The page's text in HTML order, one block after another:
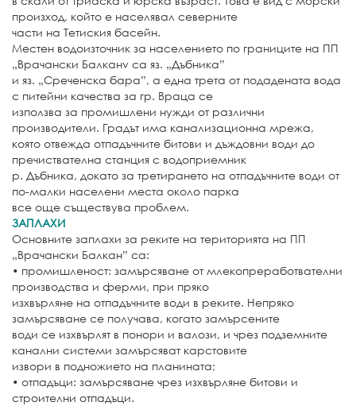
произход, който е населявал северните
части на Тетиския басейн.
Местен водоизточник за населението по границите на ПП
„Врачански Балканv са яз. „Дъбника”
и яз. „Среченска бара”, а една трета от подадената вода
с питейни качества за гр. Враца се
използва за промишлени нужди от различни
производители. Градът има канализационна мрежа,
която отвежда отпадъчните битови и дъждовни води до
пречиствателна станция с водоприемник
р. Дъбника, докато за третирането на отпадъчните води от
по-малки населени места около парка
все още съществува проблем.
ЗАПЛАХИ
Основните заплахи за реките на територията на ПП
„Врачански Балкан” са:
• промишленост: замърсяване от млекопреработвателни
производства и ферми, при пряко
изхвърляне на отпадъчните води в реките. Непряко
замърсяване се получава, когато замърсените
води се изхвърлят в понори и валози, и чрез подземните
канални системи замърсяват карстовите
извори в подножието на планината;
• отпадъци: замърсяване чрез изхвърляне битови и
строителни отпадъци.